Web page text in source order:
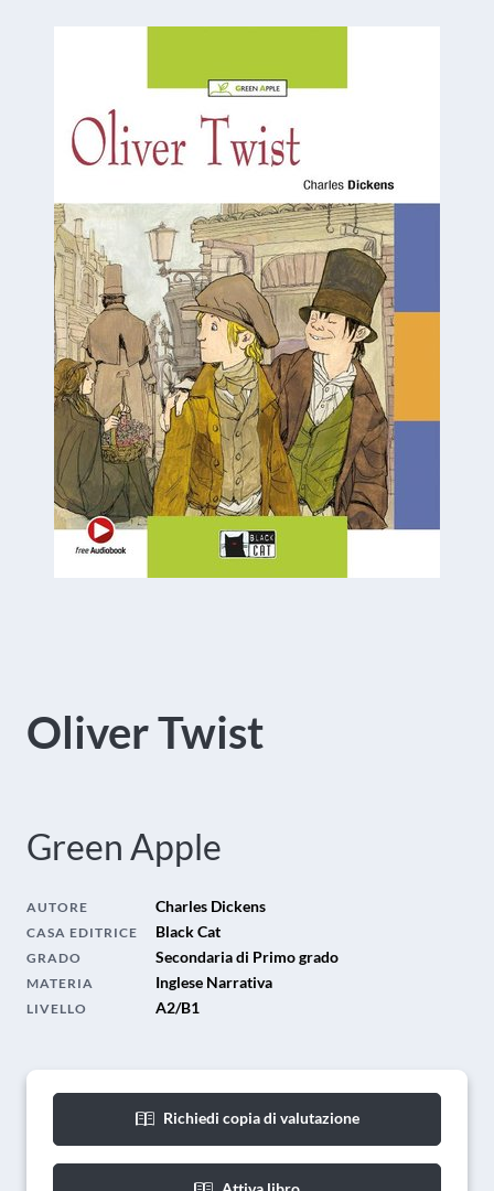
Oliver Twist
Green Apple
AUTORE Charles Dickens
CASA EDITRICE Black Cat
GRADO Secondaria di Primo grado
MATERIA Inglese Narrativa
LIVELLO A2/B1
Richiedi copia di valutazione